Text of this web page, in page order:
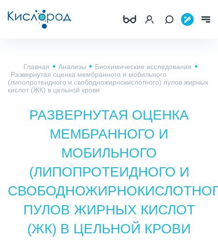
Главная Анализы
Биохимические исследования
Развернутая оценка мембранного и мобильного
(липопротеидного и свободножирнокислотного) пулов жирных
кислот (ЖК) в цельной крови
РАЗВЕРНУТАЯ ОЦЕНКА
МЕМБРАННОГО И
МОБИЛЬНОГО
(ЛИПОПРОТЕИДНОГО И
ПУЛОВ ЖИРНЫХ КИСЛОТ
(ЖК) В ЦЕЛЬНОЙ КРОВИ